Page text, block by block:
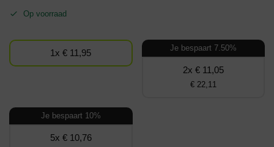
Op voorraad
1x € 11,95 Je bespaart 7.50%
2x € 11,05
€ 22,11
Je bespaart 10%
5x € 10,76